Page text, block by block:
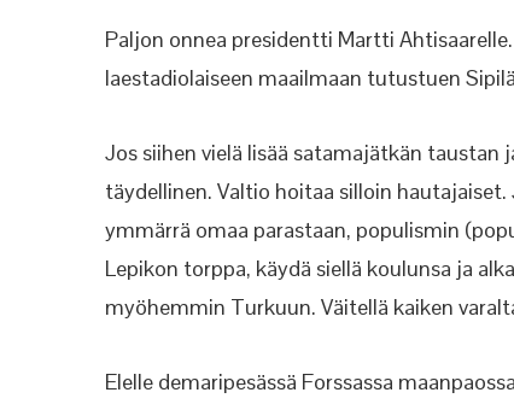
Paljon onnea presidentti Martti
laestadiolaiseen maailmaan tutustuen
Jos siihen vielä lisää satamajätkän
täydellinen. Valtio hoitaa silloin
ymmärrä omaa parastaan, populismin
Lepikon torppa, käydä siellä koulunsa ja
myöhemmin Turkuun. Väitellä kaiken
Elelle demaripesässä Forssassa